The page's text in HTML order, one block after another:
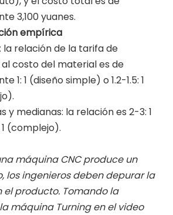
3,100 yuanes.
empírica
la relación de la tarifa de
costo del material es de
1: 1 (diseño simple) o 1.2-1.5: 1
y medianas: la relación es 2-3: 1
(complejo).
máquina CNC produce un
los ingenieros deben depurar la
producto. Tomando la
máquina Turning en el video